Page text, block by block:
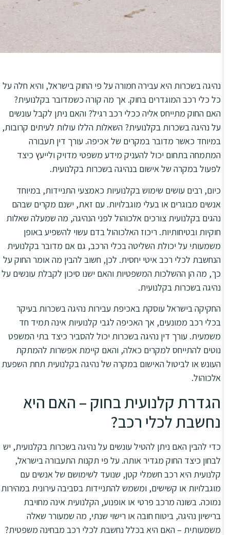
נהיגה בשכרות היא עבירה חמורה על פי החוק בישראל, והיא חלה על
כל כלי רכב המוגדרים בחוק. אך מה קורה כשמדובר בקלנועית?
האם החוק מתייחס אליה ככלי רכב רגיל? והאם ניתן לקבל עונשים
על נהיגה בשכרות בקלנועית? השאלות הללו עולות לעיתים קרובות,
במיוחד כאשר מדובר במקרים של אכיפה. עורך דין תעבורה
המתמחה בתחום יכול להעניק מידע משפטי מדויק ולייעץ כיצד
לפעול במקרה של אישום בנהיגה בשכרות בקלנועית.
כיום, רבים עושים שימוש בקלנועיות כאמצעי התניידות, במיוחד
אנשים מבוגרים או בעלי מוגבלויות. עם זאת, ישנם מקרים שבהם
נהגים בקלנועית צורכים אלכוהול לפני הנהיגה, מה שמעלה שאלות
חוקיות ובטיחותיות. ריכוז האלכוהול בדם עשוי להשפיע באופן
משמעותי על יכולת השליטה בכלי הרכב, גם אם מדובר בקלנועית
הנחשבת לכלי רכב איטי יחסית. לכן, חשוב להבין מה אומר החוק על
כך, מה הן ההשלכות המשפטיות והאם ישנו סיכון לקבלת עונשים על
נהיגה בשכרות בקלנועית.
החקיקה בישראל עוסקת באכיפת עבירות נהיגה בשכרות בעיקר
בכלי רכב ממונעים, אך האכיפה לגבי קלנועיות אינה תמיד חד
משמעית. עורך דין נהיגה בשכרות יכול להסביר כיצד בתי המשפט
נוטים להתייחס למקרים כאלה, והאם קיימת אפשרות להמתקת
העונש או לביטול האישום במקרה של נהיגה בקלנועית תחת השפעת
אלכוהול.
הגדרת קלנועית בחוק – האם היא
נחשבת לכלי רכב?
כדי להבין האם ניתן להטיל עונשים על נהיגה בשכרות בקלנועית, יש
לבחון כיצד החוק מגדיר אותה. על פי תקנות התעבורה בישראל,
קלנועית היא רכב חשמלי קטן, שנועד לשימושם של אנשים עם
מוגבלויות או קשישים, ומשמש להתניידות בסביבה עירונית במהירות
נמוכה. בשונה מרכב פרטי או אופנוע, הקלנועית אינה מחויבת
ברישיון נהיגה, ביטוח חובה או רישוי שנתי, מה שמעורר שאלה
משמעותית – האם היא בכלל נחשבת לכלי רכב מבחינה משפטית?